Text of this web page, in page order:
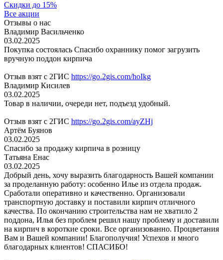
Скидки до 15%
Все акции
Отзывы о нас
Владимир Васильченко
03.02.2025
Покупка состоялась Спасибо охраннику помог загрузить
вручную поддон кирпича
Отзыв взят с 2ГИС https://go.2gis.com/hoIkg
Владимир Кисилев
03.02.2025
Товар в наличии, очереди нет, подъезд удобный.
Отзыв взят с 2ГИС https://go.2gis.com/ayZHj
Артём Буянов
03.02.2025
Спасибо за продажу кирпича в розницу
Татьяна Енас
03.02.2025
Добрый день, хочу выразить благодарность Вашей компании
за проделанную работу: особенно Илье из отдела продаж.
Сработали оперативно и качественно. Организовали
транспортную доставку и поставили кирпич отличного
качества. По окончанию строительства нам не хватило 2
поддона, Илья без проблем решил нашу проблему и доставили
на кирпич в короткие сроки. Все организованно. Процветания
Вам и Вашей компании! Благополучия! Успехов и много
благодарных клиентов! СПАСИБО!